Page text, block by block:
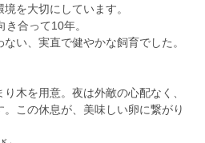
を大切にしています。
合って10年。
い、実直で健やかな飼育でした。
木を用意。夜は外敵の心配なく、
この休息が、美味しい卵に繋がり